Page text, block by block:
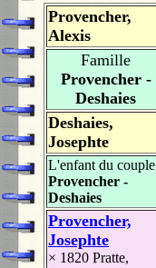
Provencher,
Alexis
Famille
Provencher -
Deshaies
Deshaies,
Josephte
L'enfant du couple
Provencher -
Deshaies
Provencher,
Josephte
× 1820 Pratte,